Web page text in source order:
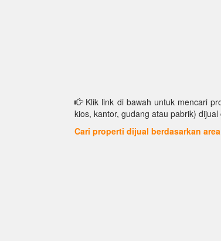
Klik link di bawah untuk mencari
kios, kantor, gudang atau pabrik)
Cari properti dijual berdasarkan